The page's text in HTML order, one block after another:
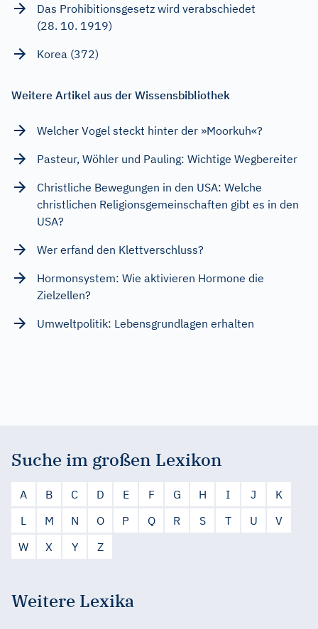
Das Prohibitionsgesetz wird verabschiedet
(28. 10. 1919)
Korea (372)
Weitere Artikel aus der Wissensbibliothek
Welcher Vogel steckt hinter der »Moorkuh«?
Pasteur, Wöhler und Pauling: Wichtige Wegbereiter
Christliche Bewegungen in den USA: Welche
christlichen Religionsgemeinschaften gibt es in den
USA?
Wer erfand den Klettverschluss?
Hormonsystem: Wie aktivieren Hormone die
Zielzellen?
Umweltpolitik: Lebensgrundlagen erhalten
Suche im großen Lexikon
A B C D E F G H I J
K
L
M N O P Q R S T U
V
W
X Y Z
Weitere Lexika